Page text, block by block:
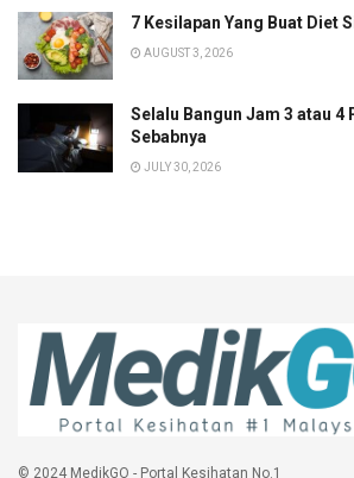
7 Kesilapan Yang Buat Diet
AUGUST 3, 2026
Selalu Bangun Jam 3 atau 4
Sebabnya
JULY 30, 2026
© 2024 MedikGO - Portal Kesihatan No.1